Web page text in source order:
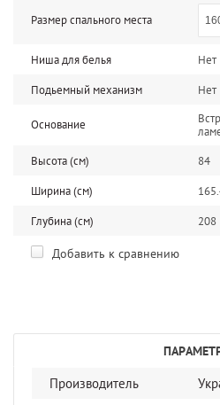
Размер спального места
Ниша для белья
Нет
Подьемный механизм
Нет
Основание
Высота (см)
84
Ширина (см)
Глубина (см)
208
Добавить к сравнению
Производитель